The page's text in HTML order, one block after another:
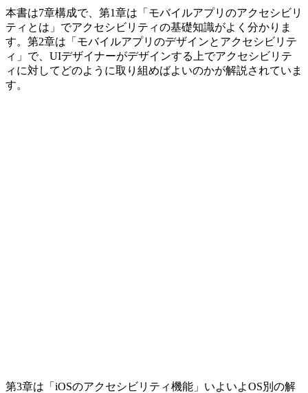
本書は7章構成で、第1章は「モバイルアプリのアクセシビリ
ティとは」でアクセシビリティの基礎知識がよく分かりま
す。第2章は「モバイルアプリのデザインとアクセシビリテ
ィ」で、UIデザイナーがデザインする上でアクセシビリテ
ィに対してどのように取り組めばよいのかが解説されていま
す。
第3章は「iOSのアクセシビリティ機能」いよいよOS別の解